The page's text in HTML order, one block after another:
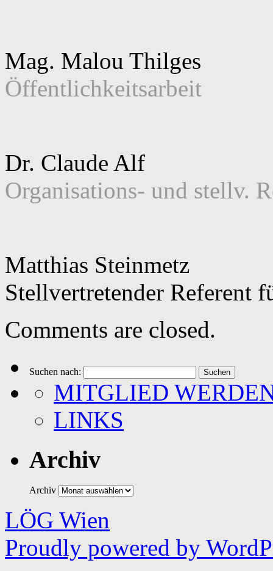
Mag. Malou Thilges
Öffentlichkeitsarbeit
Dr. Claude Alf
Organisations- und stellv.
Matthias Steinmetz
Stellvertretender Referent
Comments are closed.
Suchen nach:
MITGLIED
LINKS
Archiv
Archiv
LÖG Wien
Proudly powered by